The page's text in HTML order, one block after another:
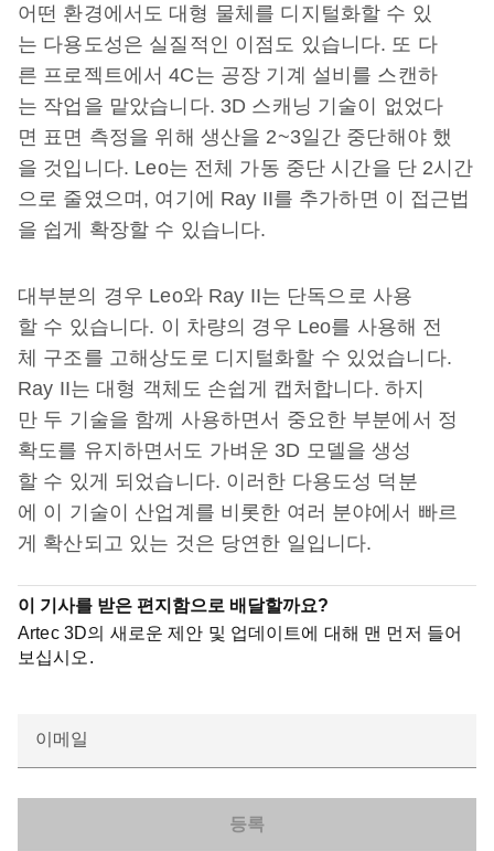
어떤 환경에서도 대형 물체를 디지털화할 수 있
는 다용도성은 실질적인 이점도 있습니다. 또 다
른 프로젝트에서 4C는 공장 기계 설비를 스캔하
는 작업을 맡았습니다. 3D 스캐닝 기술이 없었다
면 표면 측정을 위해 생산을 2~3일간 중단해야 했
을 것입니다. Leo는 전체 가동 중단 시간을 단 2시간
으로 줄였으며, 여기에 Ray II를 추가하면 이 접근법
을 쉽게 확장할 수 있습니다.
대부분의 경우 Leo와 Ray II는 단독으로 사용
할 수 있습니다. 이 차량의 경우 Leo를 사용해 전
체 구조를 고해상도로 디지털화할 수 있었습니다.
Ray II는 대형 객체도 손쉽게 캡처합니다. 하지
만 두 기술을 함께 사용하면서 중요한 부분에서 정
확도를 유지하면서도 가벼운 3D 모델을 생성
할 수 있게 되었습니다. 이러한 다용도성 덕분
에 이 기술이 산업계를 비롯한 여러 분야에서 빠르
게 확산되고 있는 것은 당연한 일입니다.
이 기사를 받은 편지함으로 배달할까요?
Artec 3D의 새로운 제안 및 업데이트에 대해 맨 먼저 들어
보십시오.
이메일